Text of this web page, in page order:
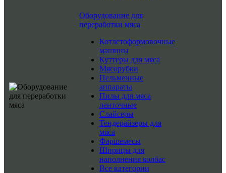
Оборудование для
переработки мяса
Котлетоформовочные
машины
Куттеры для мяса
Мясорубки
Пельменные
аппараты
Пилы для мяса
ленточные
Слайсеры
Тендерайзеры для
мяса
Фаршемесы
Шприцы для
наполнения колбас
Все категории